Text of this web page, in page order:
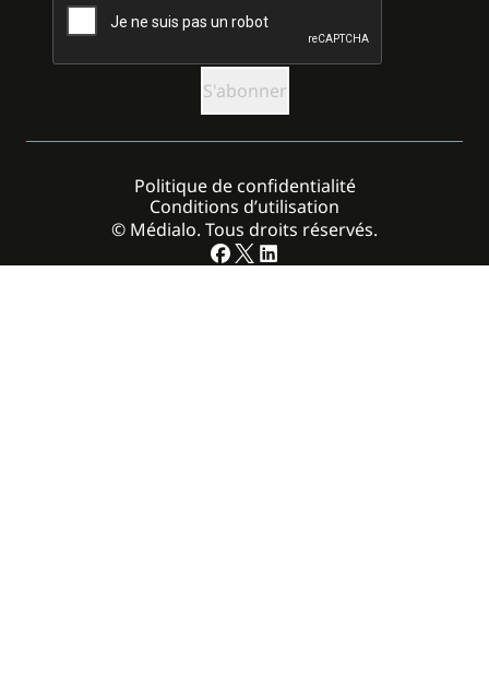
© Médialo. Tous droits réservés.
Politique de confidentialité
Conditions d’utilisation